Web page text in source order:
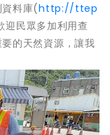
資料庫(http://ttep
迎民眾多加利用查
的天然資源，讓我